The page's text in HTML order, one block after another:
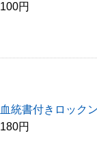
100円
血統書付きロック
180円